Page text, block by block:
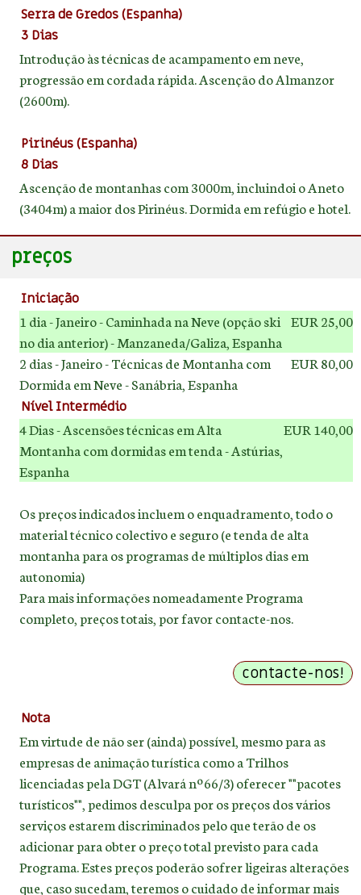
Serra de Gredos (Espanha)
3 Dias
Introdução às técnicas de acampamento em neve,
progressão em cordada rápida. Ascenção do Almanzor
(2600m).
Pirinéus (Espanha)
8 Dias
Ascenção de montanhas com 3000m, incluindoi o Aneto
(3404m) a maior dos Pirinéus. Dormida em refúgio e hotel.
preços
Iniciação
1 dia - Janeiro - Caminhada na Neve (opção ski
no dia anterior) - Manzaneda/Galiza, Espanha
EUR 25,00
2 dias - Janeiro - Técnicas de Montanha com
Dormida em Neve - Sanábria, Espanha
EUR 80,00
Nível Intermédio
4 Dias - Ascensões técnicas em Alta
Montanha com dormidas em tenda - Astúrias,
Espanha
EUR 140,00
Os preços indicados incluem o enquadramento, todo o
material técnico colectivo e seguro (e tenda de alta
montanha para os programas de múltiplos dias em
autonomia)
Para mais informações nomeadamente Programa
completo, preços totais, por favor contacte-nos.
Nota
Em virtude de não ser (ainda) possível, mesmo para as
empresas de animação turística como a Trilhos
licenciadas pela DGT (Alvará nº66/3) oferecer ""pacotes
turísticos"", pedimos desculpa por os preços dos vários
serviços estarem discriminados pelo que terão de os
adicionar para obter o preço total previsto para cada
Programa. Estes preços poderão sofrer ligeiras alterações
que, caso sucedam, teremos o cuidado de informar mais